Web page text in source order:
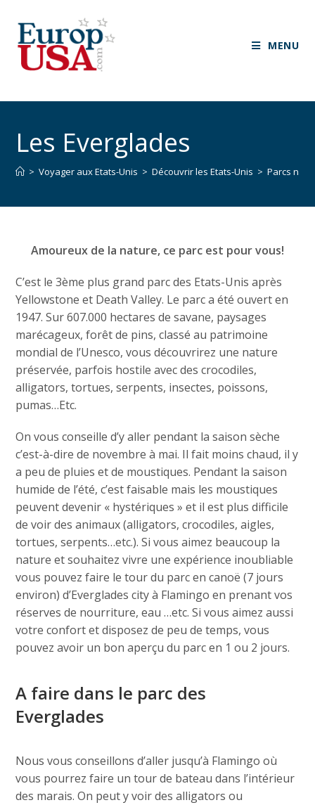
MENU
Les Everglades
> Voyager aux Etats-Unis > Découvrir les Etats-Unis > Parcs
Amoureux de la nature, ce parc est pour vous!
C’est le 3ème plus grand parc des Etats-Unis après
Yellowstone et Death Valley. Le parc a été ouvert en
1947. Sur 607.000 hectares de savane, paysages
marécageux, forêt de pins, classé au patrimoine
mondial de l’Unesco, vous découvrirez une nature
préservée, parfois hostile avec des crocodiles,
alligators, tortues, serpents, insectes, poissons,
pumas…Etc.
On vous conseille d’y aller pendant la saison sèche
c’est-à-dire de novembre à mai. Il fait moins chaud, il y
a peu de pluies et de moustiques. Pendant la saison
humide de l’été, c’est faisable mais les moustiques
peuvent devenir « hystériques » et il est plus difficile
de voir des animaux (alligators, crocodiles, aigles,
tortues, serpents…etc.). Si vous aimez beaucoup la
nature et souhaitez vivre une expérience inoubliable
vous pouvez faire le tour du parc en canoë (7 jours
environ) d’Everglades city à Flamingo en prenant vos
réserves de nourriture, eau …etc. Si vous aimez aussi
votre confort et disposez de peu de temps, vous
pouvez avoir un bon aperçu du parc en 1 ou 2 jours.
A faire dans le parc des
Everglades
Nous vous conseillons d’aller jusqu’à Flamingo où
vous pourrez faire un tour de bateau dans l’intérieur
des marais. On peut y voir des alligators ou